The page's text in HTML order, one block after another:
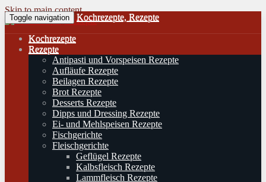
Skip to main content
Toggle navigation Kochrezepte, Rezepte
Kochrezepte
Rezepte
Antipasti und Vorspeisen Rezepte
Aufläufe Rezepte
Beilagen Rezepte
Brot Rezepte
Desserts Rezepte
Dipps und Dressing Rezepte
Ei- und Mehlspeisen Rezepte
Fischgerichte
Fleischgerichte
Geflügel Rezepte
Kalbsfleisch Rezepte
Lammfleisch Rezepte